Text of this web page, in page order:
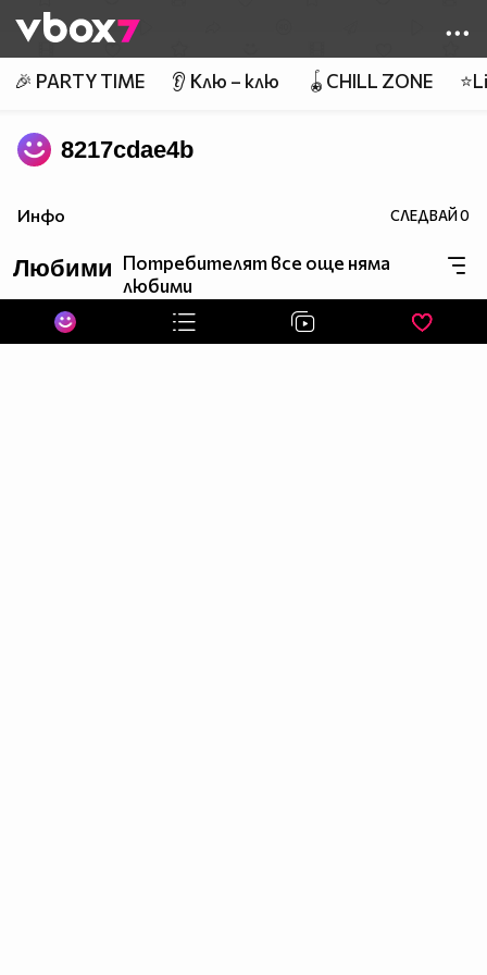
👾
🎉 PARTY TIME 👂 Клю – клю 🪀CHILL ZONE
8217cdae4b
Инфо СЛЕДВАЙ0
Любими Потребителят все още няма
любими